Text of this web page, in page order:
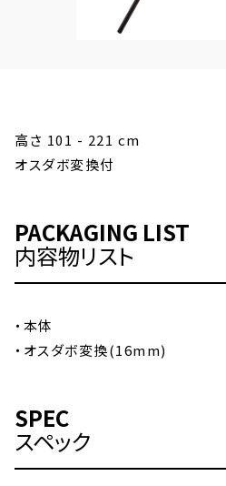
高さ 101 - 221 cm
オスダボ変換付
PACKAGING LIST
内容物リスト
・本体
・オスダボ変換(16mm)
SPEC
スペック